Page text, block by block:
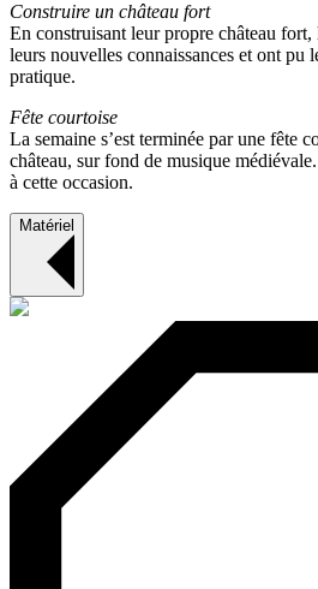
Construire un château fort
En construisant leur propre château fort,
leurs nouvelles connaissances et ont pu
pratique.
Fête courtoise
La semaine s’est terminée par une fête
château, sur fond de musique
à cette occasion.
Matériel